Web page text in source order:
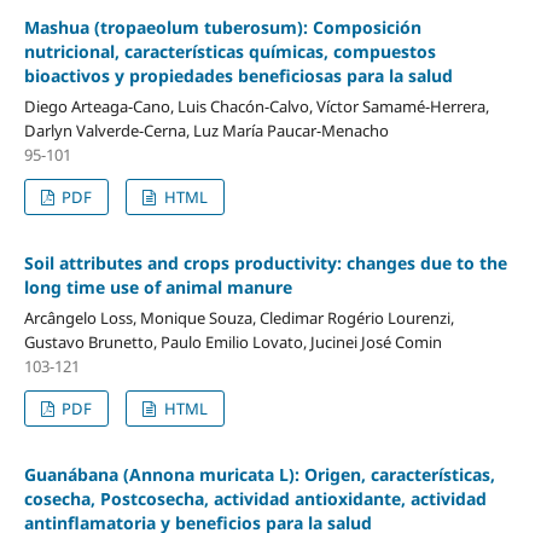
Mashua (tropaeolum tuberosum): Composición
nutricional, características químicas, compuestos
bioactivos y propiedades beneficiosas para la salud
Diego Arteaga-Cano, Luis Chacón-Calvo, Víctor Samamé-Herrera,
Darlyn Valverde-Cerna, Luz María Paucar-Menacho
95-101
PDF
HTML
Soil attributes and crops productivity: changes due to the
long time use of animal manure
Arcângelo Loss, Monique Souza, Cledimar Rogério Lourenzi,
Gustavo Brunetto, Paulo Emilio Lovato, Jucinei José Comin
103-121
PDF
HTML
Guanábana (Annona muricata L): Origen, características,
cosecha, Postcosecha, actividad antioxidante, actividad
antinflamatoria y beneficios para la salud